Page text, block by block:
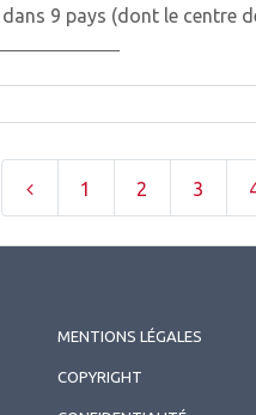
dans 9 pays (dont le centre
1 2 3
MENTIONS LÉGALES
COPYRIGHT